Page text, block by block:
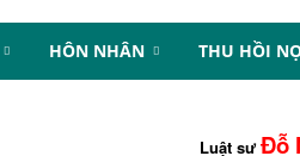
HÔN NHÂN THU HỒI
Luật sưĐỗ